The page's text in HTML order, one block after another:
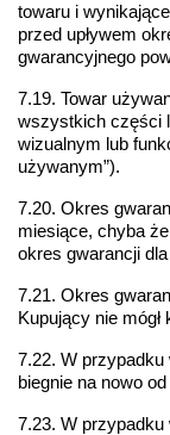
towaru i
przed upływem
gwarancyjnego
7.19. Towar
wszystkich części
wizualnym lub
używanym”).
7.20. Okres
miesiące, chyba
okres gwarancji
7.21. Okres
Kupujący nie
7.22. W
biegnie na nowo
7.23. W przypadku